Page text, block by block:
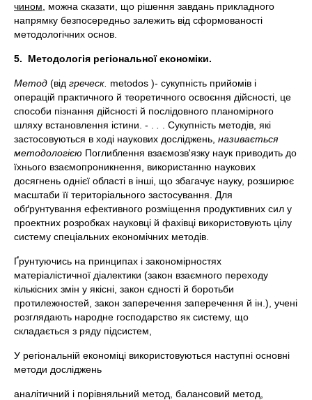
чином,
можна сказати, що рішення завдань прикладного
напрямку безпосередньо залежить від сформованості
методологічних основ.
5. Методологія регіональної економіки.
Метод (від греческ. metodos )- сукупність прийомів і
операцій практичного й теоретичного освоєння дійсності, це
способи пізнання дійсності й послідовного планомірного
шляху встановлення істини. - .
. Сукупність методів, які
застосовуються в ході наукових досліджень, називається
методологією Поглиблення взаємозв'язку наук приводить до
їхнього взаємопроникнення, використанню наукових
досягнень однієї області в інші, що збагачує науку, розширює
масштаби її територіального застосування. Для
обґрунтування ефективного розміщення продуктивних сил у
проектних розробках науковці й фахівці використовують цілу
систему спеціальних економічних методів.
Ґрунтуючись на принципах і закономірностях
матеріалістичної діалектики (закон взаємного переходу
кількісних змін у якісні, закон єдності й боротьби
протилежностей, закон заперечення заперечення й ін.), учені
розглядають народне господарство як систему, що
складається з ряду підсистем,
У регіональній економіці використовуються наступні основні
методи досліджень
аналітичний і порівняльний метод, балансовий метод,